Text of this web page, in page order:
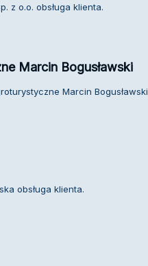
z o.o. obsługa klienta.
Marcin Bogusławski
Marcin Bogusławski
obsługa klienta.